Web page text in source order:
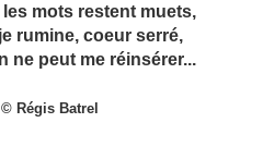
mots restent muets,
rumine, coeur serré,
ne peut me réinsérer...
Régis Batrel